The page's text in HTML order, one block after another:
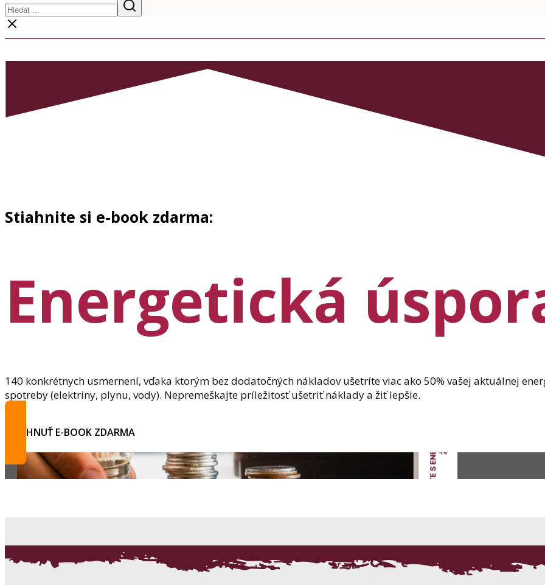
Stiahnite si e-book zdarma:
Energetická
140 konkrétnych usmernení, vďaka ktorým bez dodatočných nákladov ušetríte viac ako 50% vašej aktuálnej
spotreby (elektriny, plynu, vody). Nepremeškajte príležitosť ušetriť náklady a žiť lepšie.
STIAHNUŤ E-BOOK ZDARMA